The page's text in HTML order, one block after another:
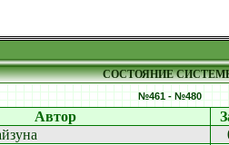
СОСТОЯНИЕ
№461 - №480
Автор